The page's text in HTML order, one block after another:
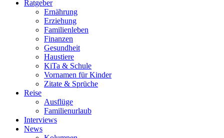
Ratgeber
Ernährung
Erziehung
Familienleben
Finanzen
Gesundheit
Haustiere
KiTa & Schule
Vornamen für Kinder
Zitate & Sprüche
Reise
Ausflüge
Familienurlaub
Interviews
News